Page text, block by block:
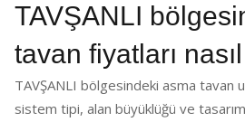
TAVŞANLI
tavan fiyatları
TAVŞANLI bölgesindeki asma tavan
sistem tipi, alan büyüklüğü ve tasarım